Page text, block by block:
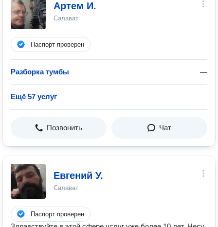
Артем И.
Салават
Паспорт проверен
Разборка тумбы —
Ещё 57 услуг
Позвонить Чат
Евгений У.
Салават
Паспорт проверен